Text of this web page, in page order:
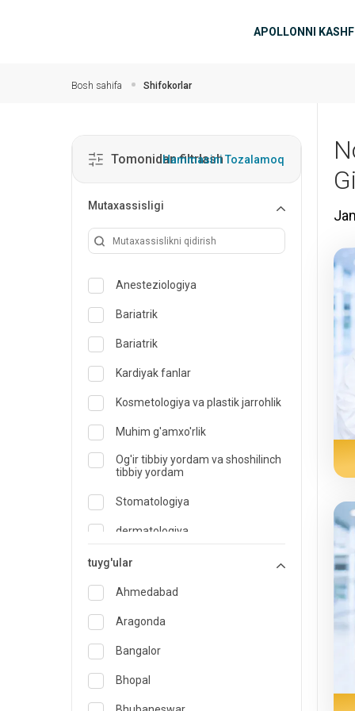
APOLLONNI
Bosh sahifa Shifokorlar
Tomonidan filtrlash
Hammasini Tozalamoq
Mutaxassisligi
Anesteziologiya
Bariatrik
Bariatrik
Kardiyak fanlar
Kosmetologiya va plastik jarrohlik
Muhim g'amxo'rlik
Og'ir tibbiy yordam va shoshilinch
tibbiy yordam
Stomatologiya
dermatologiya
Diyetolog va ovqatlanish
Endokrinologiya va diabetni
tuyg'ular
Ahmedabad
Aragonda
Bangalor
Bhopal